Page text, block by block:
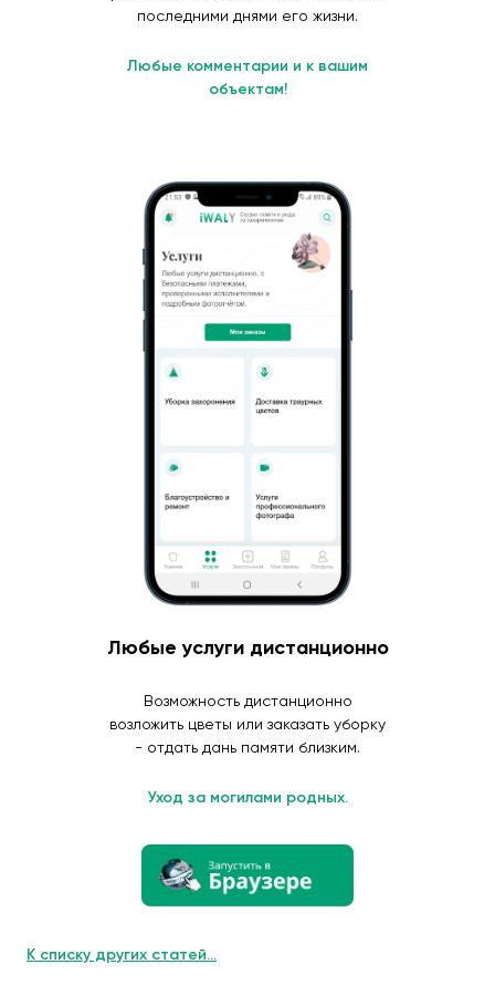
последними днями его жизни.
Любые комментарии и к вашим
объектам!
Любые услуги дистанционно
Возможность дистанционно
возложить цветы или заказать уборку
- отдать дань памяти близким.
Уход за могилами родных.
К списку других статей...